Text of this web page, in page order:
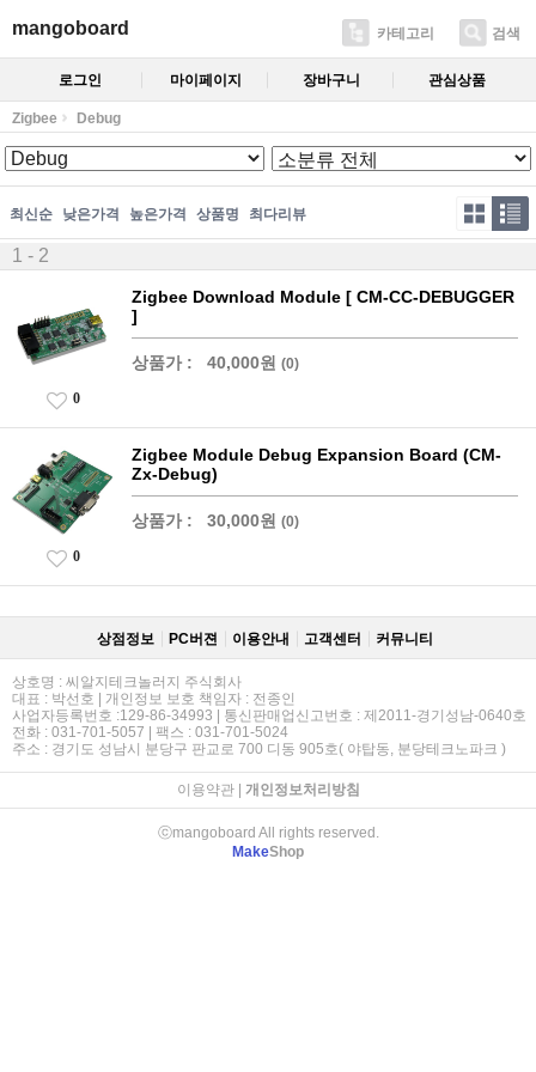
mangoboard 카테고리 검색
로그인 마이페이지 장바구니 관심상품
Zigbee Debug
최신순 낮은가격 높은가격 상품명 최다리뷰
1 - 2
Zigbee Download Module [ CM-CC-DEBUGGER
]
상품가 : 40,000원 (0)
0
Zigbee Module Debug Expansion Board (CM-
Zx-Debug)
상품가 : 30,000원 (0)
0
상점정보 PC버젼 이용안내 고객센터 커뮤니티
상호명 : 씨알지테크놀러지 주식회사
대표 : 박선호 | 개인정보 보호 책임자 : 전종인
사업자등록번호 :129-86-34993 | 통신판매업신고번호 : 제2011-경기성남-0640호
전화 : 031-701-5057 | 팩스 : 031-701-5024
주소 : 경기도 성남시 분당구 판교로 700 디동 905호( 야탑동, 분당테크노파크 )
이용약관| 개인정보처리방침
ⓒmangoboard All rights reserved.
MakeShop